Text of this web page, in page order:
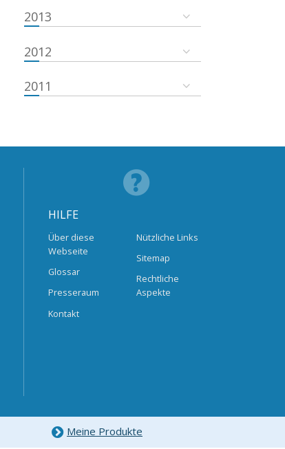
2013
2012
2011
HILFE
Über diese
Webseite
Glossar
Presseraum
Kontakt
Nützliche Links
Sitemap
Rechtliche
Aspekte
Meine Produkte